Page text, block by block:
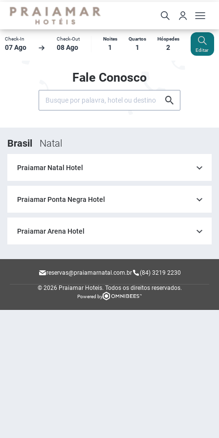
Check-In
07 Ago
Check-Out
08 Ago
Noites
1
Quartos
1
Hóspedes
2 Editar
Fale Conosco
Brasil Natal
Praiamar Natal Hotel
Praiamar Ponta Negra Hotel
Praiamar Arena Hotel
reservas@praiamarnatal.com.br (84) 3219 2230
© 2026 Praiamar Hoteis. Todos os direitos reservados.
Powered by